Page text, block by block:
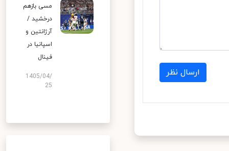
ارسال نظر
مسی بازهم
درخشید /
آرژانتین و
اسپانیا در
فینال
1405/04/
25